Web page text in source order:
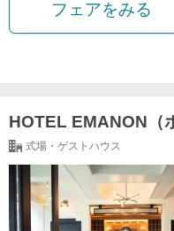
フェアをみる
HOTEL EMANON（
式場・ゲストハウス